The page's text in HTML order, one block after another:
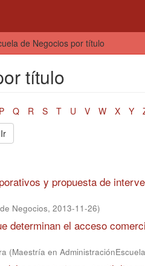
de Negocios por título
título
P Q R S T U V W X Y
Ir
y propuesta de
Negocios, 2013-11-26)
determinan el acceso
(Maestría en